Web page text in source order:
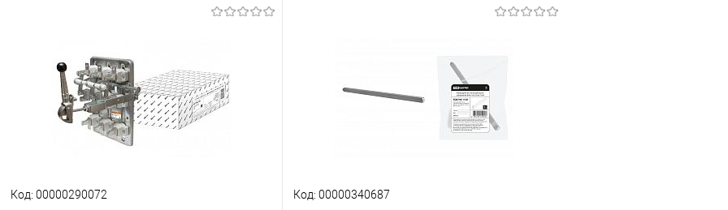
К сравнению В избранное В избранное
Код: 00000290072
Код: 00000340687